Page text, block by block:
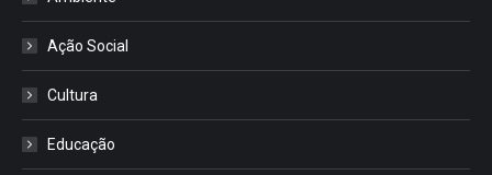
Ação Social
Cultura
Educação